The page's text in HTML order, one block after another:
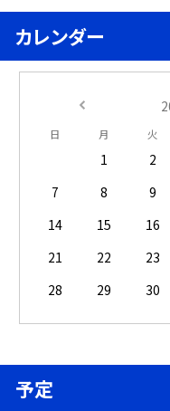
カレンダー
日 月 火
1 2
7
8 9
14
15 16
21
22 23
28
29 30
予定